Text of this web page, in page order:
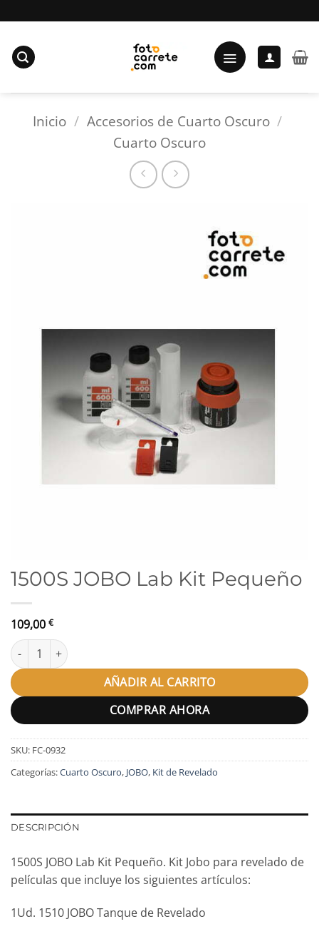
al
contenido
Inicio / Accesorios de Cuarto Oscuro /
Cuarto Oscuro
1500S JOBO Lab Kit Pequeño
109,00 €
1500S JOBO Lab Kit Pequeño cantidad
AÑADIR AL CARRITO
COMPRAR AHORA
SKU: FC-0932
Categorías:Cuarto Oscuro, JOBO, Kit de Revelado
DESCRIPCIÓN
1500S JOBO Lab Kit Pequeño. Kit Jobo para revelado de
películas que incluye los siguientes artículos:
1Ud. 1510 JOBO Tanque de Revelado